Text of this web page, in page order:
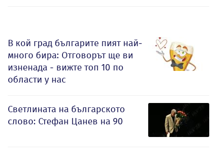
В кой град българите пият най-
много бира: Отговорът ще ви
изненада - вижте топ 10 по
области у нас
Светлината на българското
слово: Стефан Цанев на 90